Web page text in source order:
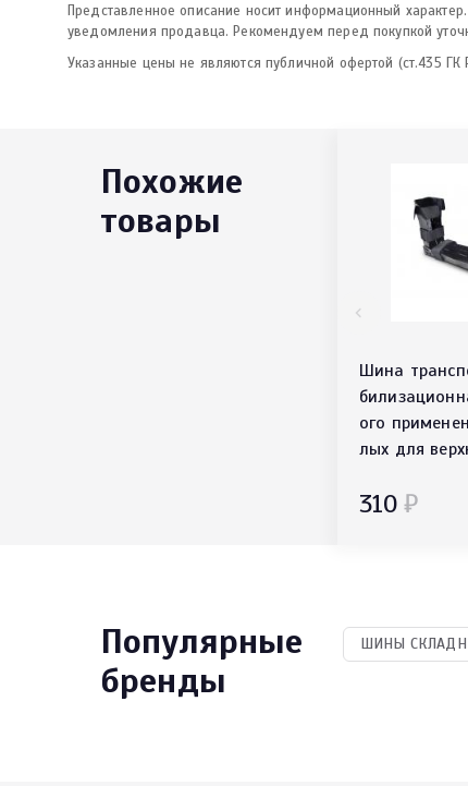
Представленное описание носит информационный
уведомления продавца. Рекомендуем перед покупкой
Указанные цены не являются публичной офертой (ст.435
Похожие
товары
Шина
ого
лых для
310 ₽
Популярные
бренды
ШИНЫ